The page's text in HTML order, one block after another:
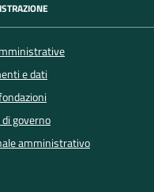
e dati
governo
amministrativo